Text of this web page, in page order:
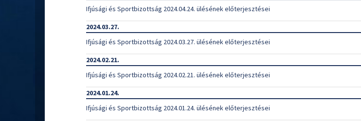
Ifjúsági és Sportbizottság 2024.04.24. ülésének előterjesztései
2024.03.27.
Ifjúsági és Sportbizottság 2024.03.27. ülésének előterjesztései
2024.02.21.
Ifjúsági és Sportbizottság 2024.02.21. ülésének előterjesztései
2024.01.24.
Ifjúsági és Sportbizottság 2024.01.24. ülésének előterjesztései